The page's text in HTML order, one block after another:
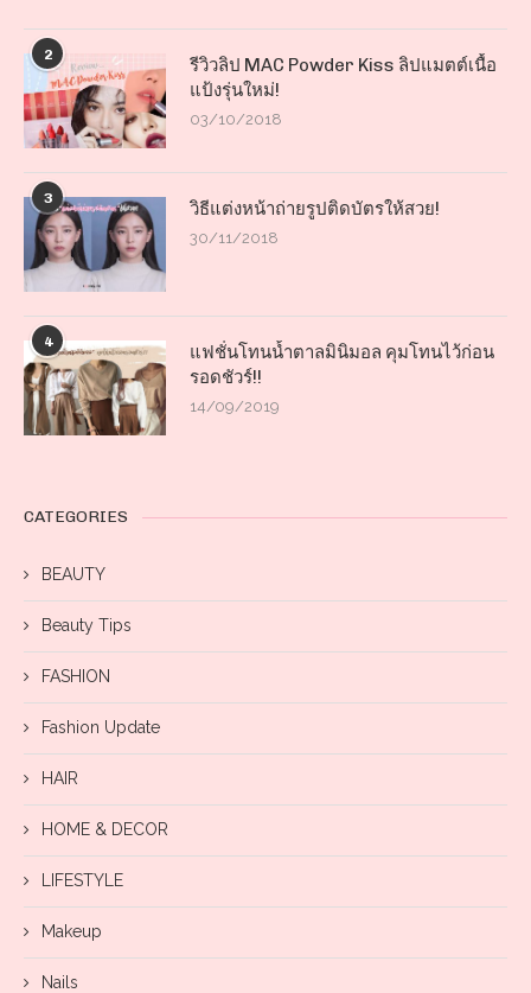
2
รีวิวลิป MAC Powder Kiss ลิปแมตต์เนื้อ
แป้งรุ่นใหม่!
03/10/2018
3 วิธีแต่งหน้าถ่ายรูปติดบัตรให้สวย!
30/11/2018
4
แฟชั่นโทนน้ำตาลมินิมอล คุมโทนไว้ก่อน
รอดชัวร์!!
14/09/2019
CATEGORIES
BEAUTY
Beauty Tips
FASHION
Fashion Update
HAIR
HOME & DECOR
LIFESTYLE
Makeup
Nails